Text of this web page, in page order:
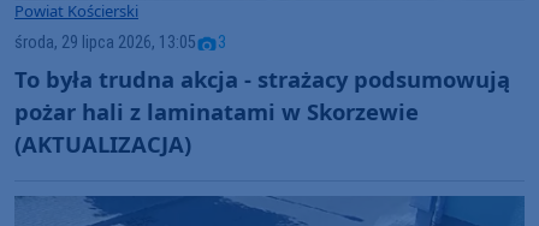
Powiat Kościerski
środa, 29 lipca 2026, 13:05 3
To była trudna akcja - strażacy podsumowują
pożar hali z laminatami w Skorzewie
(AKTUALIZACJA)